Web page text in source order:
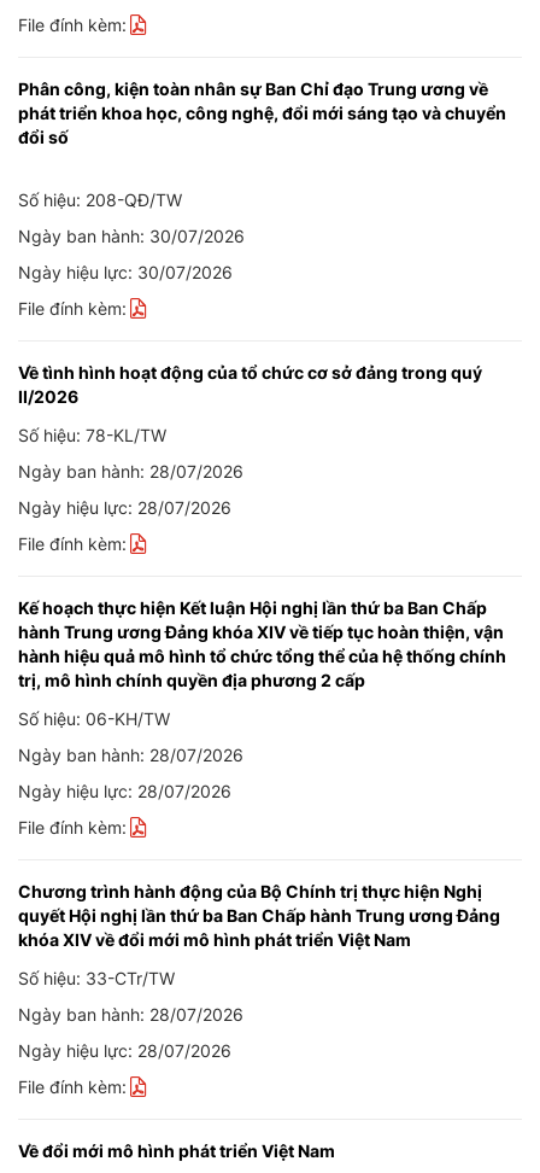
File đính kèm:
Phân công, kiện toàn nhân sự Ban Chỉ đạo Trung ương về
phát triển khoa học, công nghệ, đổi mới sáng tạo và chuyển
đổi số
Số hiệu: 208-QĐ/TW
Ngày ban hành: 30/07/2026
Ngày hiệu lực: 30/07/2026
File đính kèm:
Về tình hình hoạt động của tổ chức cơ sở đảng trong quý
II/2026
Số hiệu: 78-KL/TW
Ngày ban hành: 28/07/2026
Ngày hiệu lực: 28/07/2026
File đính kèm:
Kế hoạch thực hiện Kết luận Hội nghị lần thứ ba Ban Chấp
hành Trung ương Đảng khóa XIV về tiếp tục hoàn thiện, vận
hành hiệu quả mô hình tổ chức tổng thể của hệ thống chính
trị, mô hình chính quyền địa phương 2 cấp
Số hiệu: 06-KH/TW
Ngày ban hành: 28/07/2026
Ngày hiệu lực: 28/07/2026
File đính kèm:
Chương trình hành động của Bộ Chính trị thực hiện Nghị
quyết Hội nghị lần thứ ba Ban Chấp hành Trung ương Đảng
khóa XIV về đổi mới mô hình phát triển Việt Nam
Số hiệu: 33-CTr/TW
Ngày ban hành: 28/07/2026
Ngày hiệu lực: 28/07/2026
File đính kèm:
Về đổi mới mô hình phát triển Việt Nam